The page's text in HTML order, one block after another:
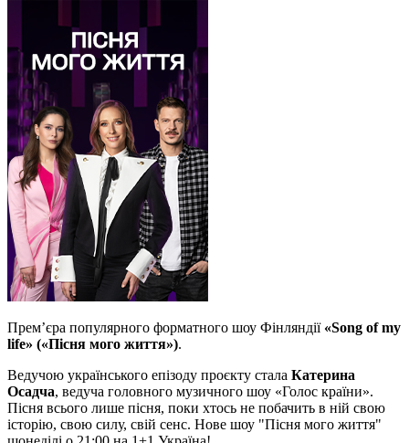
Премʼєра популярного форматного шоу Фінляндії «Song of my
life» («Пісня мого життя»).
Ведучою українського епізоду проєкту стала Катерина
Осадча, ведуча головного музичного шоу «Голос країни».
Пісня всього лише пісня, поки хтось не побачить в ній свою
історію, свою силу, свій сенс. Нове шоу "Пісня мого життя"